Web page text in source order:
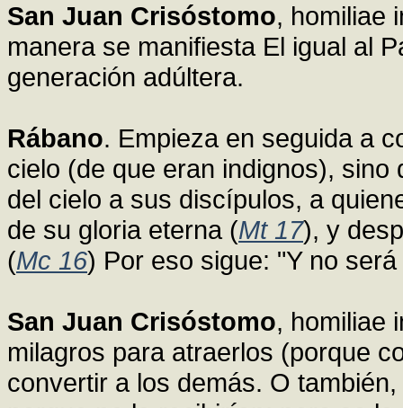
San Juan Crisóstomo, homiliae
manera se manifiesta El igual al
generación adúltera.
Rábano. Empieza en seguida a
cielo (de que eran indignos),
del cielo a sus discípulos, a
de su gloria eterna (Mt 17), y
(Mc 16) Por eso sigue: "Y no
San Juan Crisóstomo, homiliae
milagros para atraerlos (porque
convertir a los demás. O